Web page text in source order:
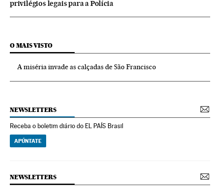
privilégios legais para a Polícia
O MAIS VISTO
A miséria invade as calçadas de São Francisco
NEWSLETTERS
Receba o boletim diário do EL PAÍS Brasil
APÚNTATE
NEWSLETTERS